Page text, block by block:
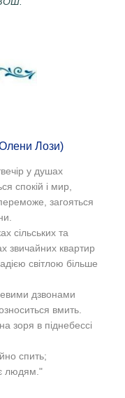
Олени Лози)
у душах
спокій і мир,
загояться
сільських та
звичайних квартир
світлою більше
дзвонами
вмить.
зоря в піднебессі
спить;
людям."